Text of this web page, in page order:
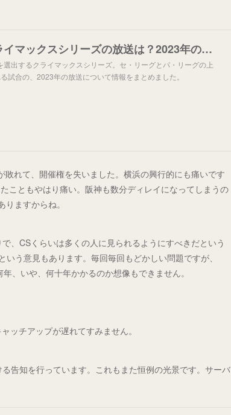
【プロ野球】クライマックスシリーズの放送は？2023年の地上波・CS・ネット配信について | 野球 | ABEMA TIMES | アベマタイムズ
選出するクライマックスシリーズ。セ・リーグとパ・リーグの上
試合の、2023年の放送について情報をまとめました。
れて、開催権を失いました。横浜の興行的にも痛いです
こともやはり痛い。阪神も数分ディレイになってしまうの
ますからね。
、CSくらいは多くの人に見られるようにすべきだという
う意見もあります。毎回毎回もどかしい問題ですが、
、いや、何十年かかるのか想像もできません。
ッチアップが遅れてすみません。
告知を行っています。これもまた恒例の光景です。サーバ